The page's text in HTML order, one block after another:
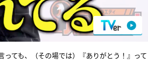
ても、（その場では）『ありがとう！』って